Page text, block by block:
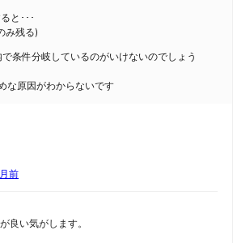
と･･･
み残る)
条件分岐しているのがいけないのでしょう
な原因がわからないです
前
良い気がします。